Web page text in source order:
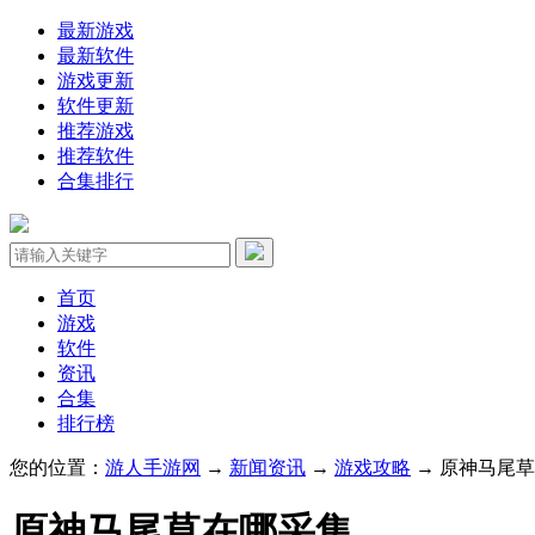
最新游戏
最新软件
游戏更新
软件更新
推荐游戏
推荐软件
合集排行
首页
游戏
软件
资讯
合集
排行榜
您的位置： 游人手游网 → 新闻资讯 → 游戏攻略 → 原神马尾